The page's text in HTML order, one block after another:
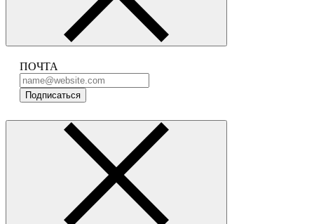
ПОЧТА
Подписаться